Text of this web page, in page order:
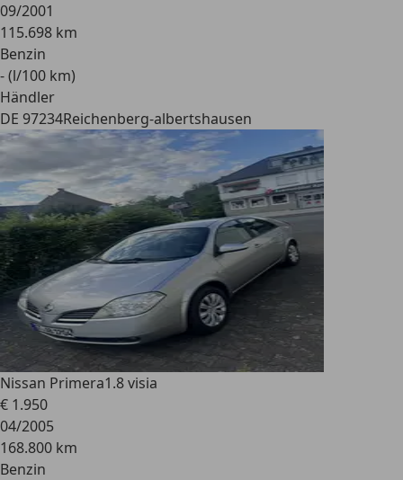
09/2001
115.698 km
Benzin
- (l/100 km)
Händler
DE 97234Reichenberg-albertshausen
Nissan Primera1.8 visia
€ 1.950
04/2005
168.800 km
Benzin